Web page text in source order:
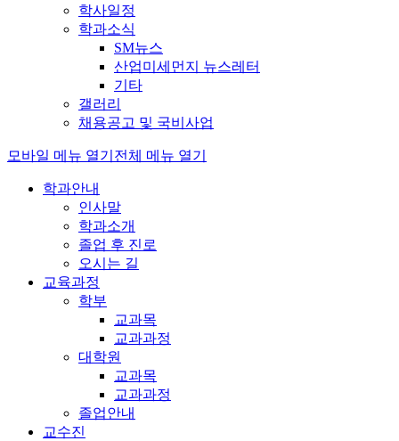
학사일정
학과소식
SM뉴스
산업미세먼지 뉴스레터
기타
갤러리
채용공고 및 국비사업
모바일 메뉴 열기 전체 메뉴 열기
학과안내
인사말
학과소개
졸업 후 진로
오시는 길
교육과정
학부
교과목
교과과정
대학원
교과목
교과과정
졸업안내
교수진